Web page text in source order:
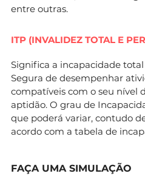
entre outras.
ITP (INVALIDEZ TOTAL E
Significa a incapacidade
Segura de desempenhar
compatíveis com o seu nível
aptidão. O grau de
que poderá variar, contudo
acordo com a tabela de
FAÇA UMA SIMULAÇÃO